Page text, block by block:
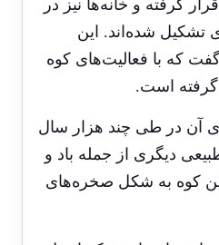
گرفته و خانه‌ها نیز در
تشکیل شده‌اند. این
که با فعالیت‌های کوه
است.
آن در طی چند هزار سال
دیگری از جمله باد و
کوه به شکل صخره‌های